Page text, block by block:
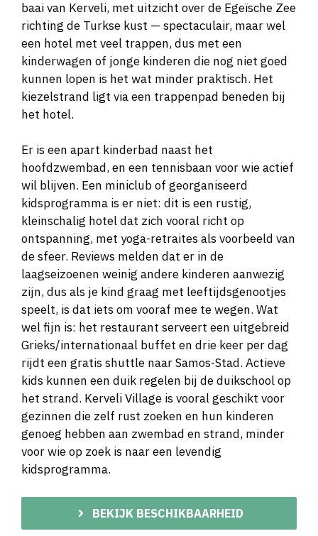
baai van Kerveli, met uitzicht over de Egeïsche Zee
richting de Turkse kust — spectaculair, maar wel
een hotel met veel trappen, dus met een
kinderwagen of jonge kinderen die nog niet goed
kunnen lopen is het wat minder praktisch. Het
kiezelstrand ligt via een trappenpad beneden bij
het hotel.
Er is een apart kinderbad naast het
hoofdzwembad, en een tennisbaan voor wie actief
wil blijven. Een miniclub of georganiseerd
kidsprogramma is er niet: dit is een rustig,
kleinschalig hotel dat zich vooral richt op
ontspanning, met yoga-retraites als voorbeeld van
de sfeer. Reviews melden dat er in de
laagseizoenen weinig andere kinderen aanwezig
zijn, dus als je kind graag met leeftijdsgenootjes
speelt, is dat iets om vooraf mee te wegen. Wat
wel fijn is: het restaurant serveert een uitgebreid
Grieks/internationaal buffet en drie keer per dag
rijdt een gratis shuttle naar Samos-Stad. Actieve
kids kunnen een duik regelen bij de duikschool op
het strand. Kerveli Village is vooral geschikt voor
gezinnen die zelf rust zoeken en hun kinderen
genoeg hebben aan zwembad en strand, minder
voor wie op zoek is naar een levendig
kidsprogramma.
BEKIJK BESCHIKBAARHEID